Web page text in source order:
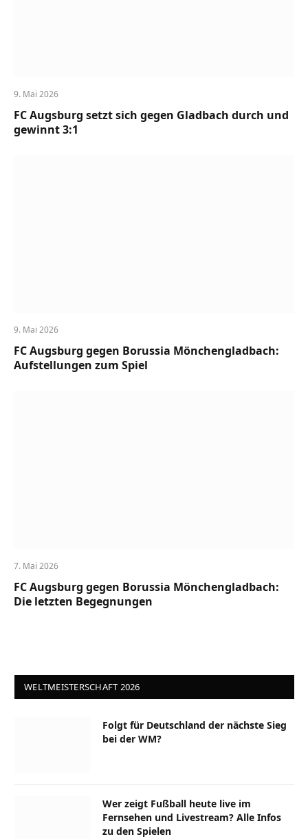
9. Mai 2026
FC Augsburg setzt sich gegen Gladbach durch und
gewinnt 3:1
9. Mai 2026
FC Augsburg gegen Borussia Mönchengladbach:
Aufstellungen zum Spiel
7. Mai 2026
FC Augsburg gegen Borussia Mönchengladbach:
Die letzten Begegnungen
WELTMEISTERSCHAFT 2026
Folgt für Deutschland der nächste Sieg
bei der WM?
Wer zeigt Fußball heute live im
Fernsehen und Livestream? Alle Infos
zu den Spielen